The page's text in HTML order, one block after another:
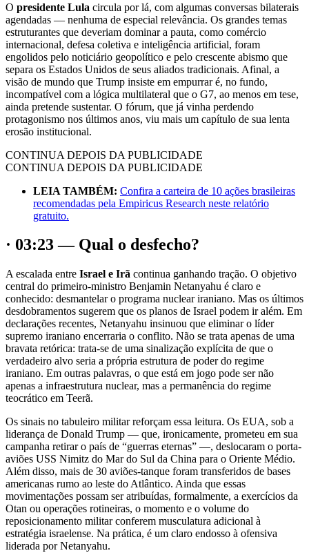
O presidente Lula circula por lá, com algumas conversas bilaterais
agendadas — nenhuma de especial relevância. Os grandes temas
estruturantes que deveriam dominar a pauta, como comércio
internacional, defesa coletiva e inteligência artificial, foram
engolidos pelo noticiário geopolítico e pelo crescente abismo que
separa os Estados Unidos de seus aliados tradicionais. Afinal, a
visão de mundo que Trump insiste em empurrar é, no fundo,
incompatível com a lógica multilateral que o G7, ao menos em tese,
ainda pretende sustentar. O fórum, que já vinha perdendo
protagonismo nos últimos anos, viu mais um capítulo de sua lenta
erosão institucional.
CONTINUA DEPOIS DA PUBLICIDADE
CONTINUA DEPOIS DA PUBLICIDADE
LEIA TAMBÉM: Confira a carteira de 10 ações brasileiras
recomendadas pela Empiricus Research neste relatório
gratuito.
· 03:23 — Qual o desfecho?
A escalada entre Israel e Irã continua ganhando tração. O objetivo
central do primeiro-ministro Benjamin Netanyahu é claro e
conhecido: desmantelar o programa nuclear iraniano. Mas os últimos
desdobramentos sugerem que os planos de Israel podem ir além. Em
declarações recentes, Netanyahu insinuou que eliminar o líder
supremo iraniano encerraria o conflito. Não se trata apenas de uma
bravata retórica: trata-se de uma sinalização explícita de que o
verdadeiro alvo seria a própria estrutura de poder do regime
iraniano. Em outras palavras, o que está em jogo pode ser não
apenas a infraestrutura nuclear, mas a permanência do regime
teocrático em Teerã.
Os sinais no tabuleiro militar reforçam essa leitura. Os EUA, sob a
liderança de Donald Trump — que, ironicamente, prometeu em sua
campanha retirar o país de “guerras eternas” —, deslocaram o porta-
aviões USS Nimitz do Mar do Sul da China para o Oriente Médio.
Além disso, mais de 30 aviões-tanque foram transferidos de bases
americanas rumo ao leste do Atlântico. Ainda que essas
movimentações possam ser atribuídas, formalmente, a exercícios da
Otan ou operações rotineiras, o momento e o volume do
reposicionamento militar conferem musculatura adicional à
estratégia israelense. Na prática, é um claro endosso à ofensiva
liderada por Netanyahu.